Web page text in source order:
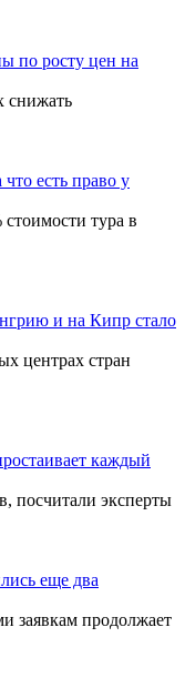
по росту цен на
снижать
есть право у
тура в
и на Кипр стало
центрах стран
каждый
посчитали эксперты
еще два
заявкам продолжает